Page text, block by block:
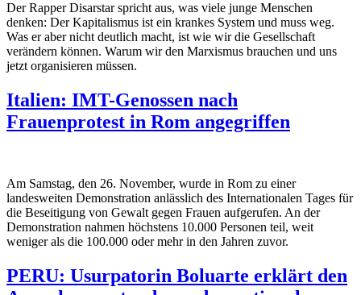
Der Rapper Disarstar spricht aus, was viele junge Menschen
denken: Der Kapitalismus ist ein krankes System und muss weg.
Was er aber nicht deutlich macht, ist wie wir die Gesellschaft
verändern können. Warum wir den Marxismus brauchen und uns
jetzt organisieren müssen.
Italien: IMT-Genossen nach
Frauenprotest in Rom angegriffen
Am Samstag, den 26. November, wurde in Rom zu einer
landesweiten Demonstration anlässlich des Internationalen Tages für
die Beseitigung von Gewalt gegen Frauen aufgerufen. An der
Demonstration nahmen höchstens 10.000 Personen teil, weit
weniger als die 100.000 oder mehr in den Jahren zuvor.
PERU: Usurpatorin Boluarte erklärt den